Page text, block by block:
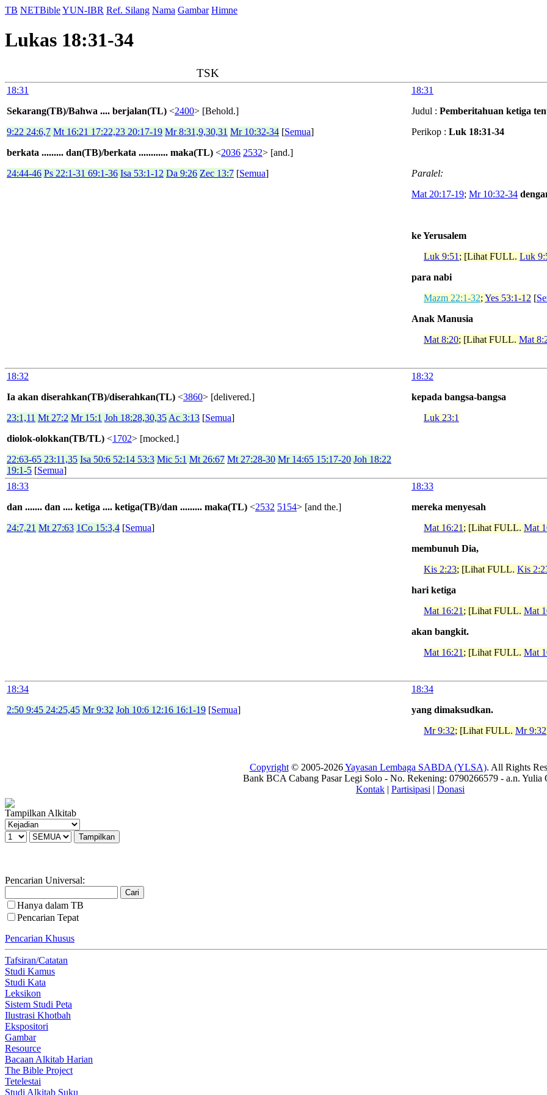
TB NETBibleYUN-IBR Ref. Silang Nama Gambar Himne
Lukas 18:31-34
TSK
18:31
Sekarang(TB)/Bahwa .... berjalan(TL) <2400> [Behold.]
9:22 24:6,7 Mt 16:21 17:22,23 20:17-19 Mr 8:31,9,30,31 Mr 10:32-34 [Semua]
berkata ......... dan(TB)/berkata ............ maka(TL) <2036 2532> [and.]
24:44-46 Ps 22:1-31 69:1-36 Isa 53:1-12 Da 9:26 Zec 13:7 [Semua]
18:31
Judul : Pemberitahuan ketiga
Perikop : Luk 18:31-34
Paralel:
Mat 20:17-19; Mr 10:32-34
ke Yerusalem
Luk 9:51 ; [Lihat FULL. Luk
para nabi
Mazm 22:1-32; Yes 53:1-12 [
Anak Manusia
Mat 8:20; [Lihat FULL. Mat
18:32
Ia akan diserahkan(TB)/diserahkan(TL) <3860> [delivered.]
23:1,11 Mt 27:2 Mr 15:1 Joh 18:28,30,35 Ac 3:13 [Semua]
diolok-olokkan(TB/TL) <1702> [mocked.]
22:63-65 23:11,35 Isa 50:6 52:14 53:3 Mic 5:1 Mt 26:67 Mt 27:28-30 Mr 14:65 15:17-20 Joh 18:22
19:1-5 [Semua]
18:32
kepada bangsa-bangsa
Luk 23:1
18:33
dan ....... dan .... ketiga .... ketiga(TB)/dan ......... maka(TL) <2532 5154> [and the.]
24:7,21 Mt 27:63 1Co 15:3,4 [Semua]
18:33
mereka menyesah
Mat 16:21 ; [Lihat FULL. Mat
membunuh Dia,
Kis 2:23; [Lihat FULL. Kis
hari ketiga
Mat 16:21 ; [Lihat FULL. Mat
akan bangkit.
Mat 16:21 ; [Lihat FULL. Mat
18:34
2:50 9:45 24:25,45 Mr 9:32 Joh 10:6 12:16 16:1-19 [Semua]
18:34
yang dimaksudkan.
Mr 9:32; [Lihat FULL. Mr 9:32
Copyright© 2005-2026Yayasan Lembaga SABDA (YLSA). All Rights
Bank BCA Cabang Pasar Legi Solo - No. Rekening: 0790266579 - a.n. Yulia
Kontak | Partisipasi | Donasi
Tampilkan Alkitab
Pencarian Universal:
Hanya dalam TB
Pencarian Tepat
Pencarian Khusus
Tafsiran/Catatan
Studi Kamus
Studi Kata
Leksikon
Sistem Studi Peta
Ilustrasi Khotbah
Ekspositori
Gambar
Resource
Bacaan Alkitab Harian
The Bible Project
Tetelestai
Studi Alkitab Suku